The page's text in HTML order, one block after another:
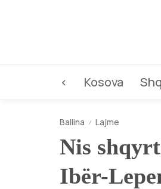
< Kosova
Ballina Lajme
Nis
Ibër-